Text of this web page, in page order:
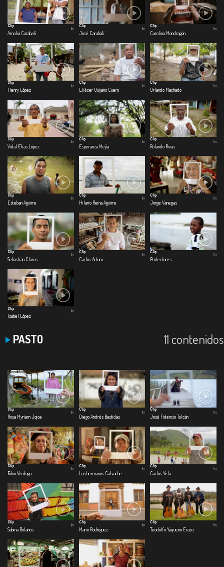
Clip
Amalia Carabalí
1m
Clip
José Carabalí
1m
Clip
Carolina Mondragón
1m
Clip
Henry López
1m
Clip
Eliécer Quijano Cuero
1m
Clip
Orlando Machado
1m
Clip
Vidal Elías López
1m
Clip
Esperanza Mejía
1m
Clip
Rolando Rivas
1m
Clip
Esteban Aguirre
1m
Clip
Hilario Reina Aguirre
1m
Clip
Jorge Vanegas
1m
Clip
Sebastián Claros
1m
Clip
Carlos Arturo
1m
Clip
Protectores
1m
Clip
Isabel López
1m
PASTO 11 contenidos
Clip
Rosa Myriam Jojoa
1m
Clip
Diego Andrés Bastidas
1m
Clip
José Fidencio Tulcán
1m
Clip
Fabio Verdugo
1m
Clip
Los hermanos Calvache
1m
Clip
Carlos Yela
1m
Clip
Sabina Bolaños
1m
Clip
Mario Rodríguez
1m
Clip
Teodulfo Yaqueno Erazo
1m